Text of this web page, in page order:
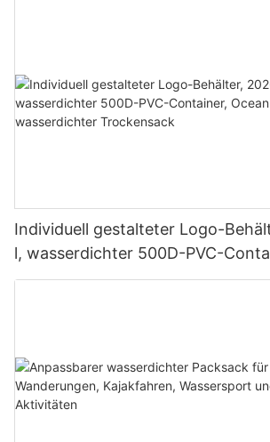
Individuell gestalteter Logo-
l, wasserdichter 500D-PVC-
Pack, wasserdichter Trockensack